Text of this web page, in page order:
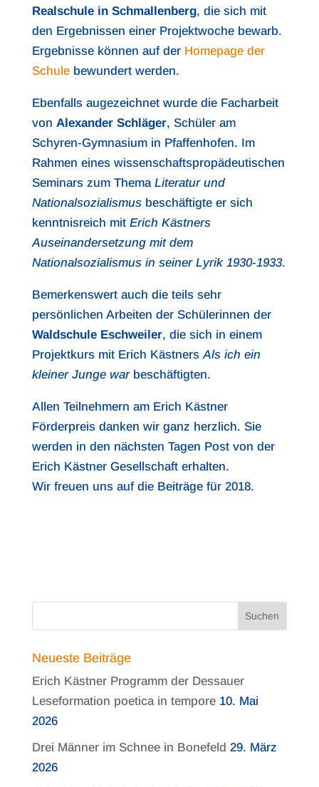
Realschule in Schmallenberg, die sich mit
den Ergebnissen einer Projektwoche bewarb.
Ergebnisse können auf der Homepage der
Schulebewundert werden.
Ebenfalls augezeichnet wurde die Facharbeit
von Alexander Schläger, Schüler am
Schyren-Gymnasium in Pfaffenhofen. Im
Rahmen eines wissenschaftspropädeutischen
Seminars zum Thema Literatur und
Nationalsozialismusbeschäftigte er sich
kenntnisreich mit Erich Kästners
Auseinandersetzung mit dem
Nationalsozialismus in seiner Lyrik 1930-1933.
Bemerkenswert auch die teils sehr
persönlichen Arbeiten der Schülerinnen der
Waldschule Eschweiler, die sich in einem
Projektkurs mit Erich KästnersAls ich ein
kleiner Junge war beschäftigten.
Allen Teilnehmern am Erich Kästner
Förderpreis danken wir ganz herzlich. Sie
werden in den nächsten Tagen Post von der
Erich Kästner Gesellschaft erhalten.
Wir freuen uns auf die Beiträge für 2018.
Neueste Beiträge
Erich Kästner Programm der Dessauer
Leseformation poetica in tempore 10. Mai
2026
Drei Männer im Schnee in Bonefeld 29. März
2026